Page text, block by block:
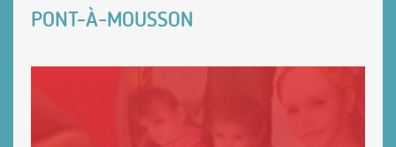
PONT-À-MOUSSON